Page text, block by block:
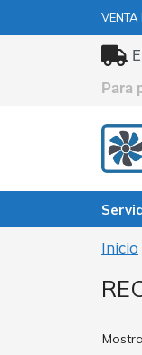
VENTA
Para
Inicio